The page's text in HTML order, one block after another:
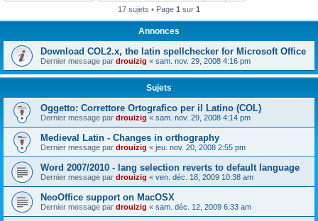
17 sujets • Page 1 sur 1
Annonces
Download COL2.x, the latin spellchecker for Microsoft Office
Dernier message par drouizig « sam. nov. 29, 2008 4:16 pm
Sujets
Oggetto: Correttore Ortografico per il Latino (COL)
Dernier message par drouizig « sam. nov. 29, 2008 4:14 pm
Medieval Latin - Changes in orthography
Dernier message par drouizig « jeu. nov. 20, 2008 2:55 pm
Word 2007/2010 - lang selection reverts to default language
Dernier message par drouizig « ven. déc. 18, 2009 10:38 am
NeoOffice support on MacOSX
Dernier message par drouizig « sam. déc. 12, 2009 6:33 am